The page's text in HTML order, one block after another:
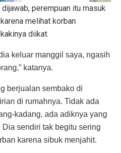
perempuan itu masuk
melihat korban
diikat.
keluar manggil saya, ngasih
katanya.
berjualan sembako di
di rumahnya. Tidak ada
kadang, ada adiknya yang
sendiri tak begitu sering
karena sibuk menjahit.